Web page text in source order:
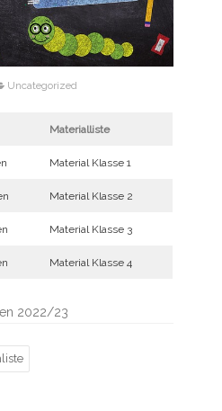
Uncategorized
Materialliste
Material Klasse 1
Material Klasse 2
Material Klasse 3
Material Klasse 4
2022/23